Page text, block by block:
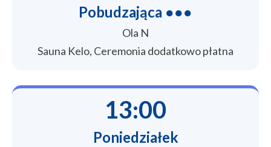
Pobudzająca ●●●
Ola N
Sauna Kelo, Ceremonia dodatkowo płatna
13:00
Poniedziałek